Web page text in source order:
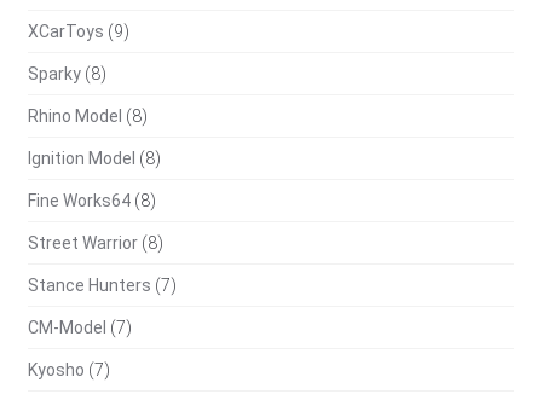
XCarToys (9)
Sparky (8)
Rhino Model (8)
Ignition Model (8)
Fine Works64 (8)
Street Warrior (8)
Stance Hunters (7)
CM-Model (7)
Kyosho (7)